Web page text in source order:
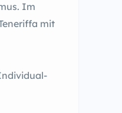
Im
mit